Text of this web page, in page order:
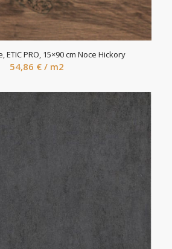
ETIC PRO, 15×90 cm Noce Hickory
54,86 € / m2